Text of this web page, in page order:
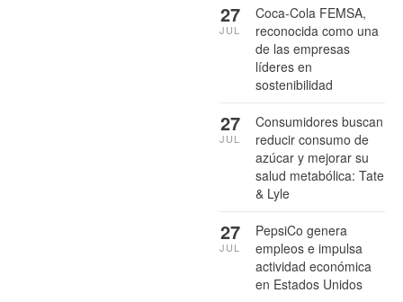
Coca-Cola FEMSA,
reconocida como una
de las empresas
líderes en
sostenibilidad
27
JUL
Consumidores buscan
reducir consumo de
azúcar y mejorar su
salud metabólica: Tate
& Lyle
27
JUL
PepsiCo genera
empleos e impulsa
actividad económica
en Estados Unidos
27
JUL